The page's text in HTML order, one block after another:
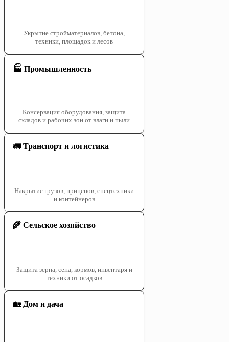
Укрытие стройматериалов, бетона,
техники, площадок и лесов
🏭 Промышленность
Консервация оборудования, защита
складов и рабочих зон от влаги и пыли
🚛 Транспорт и логистика
Накрытие грузов, прицепов, спецтехники
и контейнеров
🌾 Сельское хозяйство
Защита зерна, сена, кормов, инвентаря и
техники от осадков
🏡 Дом и дача